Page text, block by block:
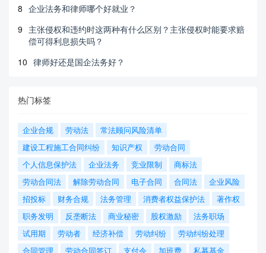
8 企业法务和律师哪个好就业？
9 主张侵权和违约时这两种有什么区别？主张侵权时能要求赔
偿可得利息损失吗？
10 律师好还是国企法务好？
热门标签
企业合规 劳动法
常法顾问风险清单
建设工程施工合同纠纷
知识产权
劳动合同
个人信息保护法
企业法务 竞业限制
商标法
劳动合同法
解除劳动合同 电子合同 合同法
企业风险
招投标
财务合规 法务管理 消费者权益保护法
著作权
职务发明
反垄断法 商业秘密 股权激励
法务职场
试用期
劳动者 经济补偿 劳动纠纷
劳动纠纷处理
合同管理
劳动合同签订 支付令 加班费
私募基金